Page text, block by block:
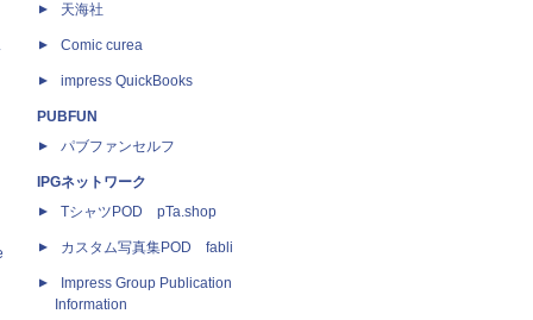
天海社
Comic curea
impress QuickBooks
PUBFUN
パブファンセルフ
IPGネットワーク
TシャツPOD pTa.shop
カスタム写真集POD fabli
Impress Group Publication
Information